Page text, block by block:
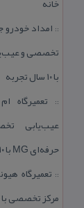
:: امداد
با ۱۰ سال تجربه
::
عیب‌یابی
حرفه‌ای MG با ۱۰ سال سابقه
:: تعمیرگاه
مركز تخصصی با ۱۰ سال تجربه